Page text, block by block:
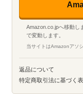
Amazon.co.jpへ移動し
で変動します。
当サイトはAmazonアソ
返品について
特定商取引法に基づく